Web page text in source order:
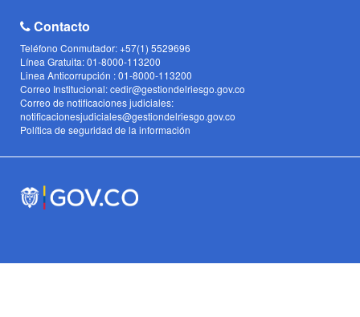
Contacto
Teléfono Conmutador: +57(1) 5529696
Línea Gratuita: 01-8000-113200
Linea Anticorrupción : 01-8000-113200
Correo Institucional: cedir@gestiondelriesgo.gov.co
Correo de notificaciones judiciales:
notificacionesjudiciales@gestiondelriesgo.gov.co
Política de seguridad de la información